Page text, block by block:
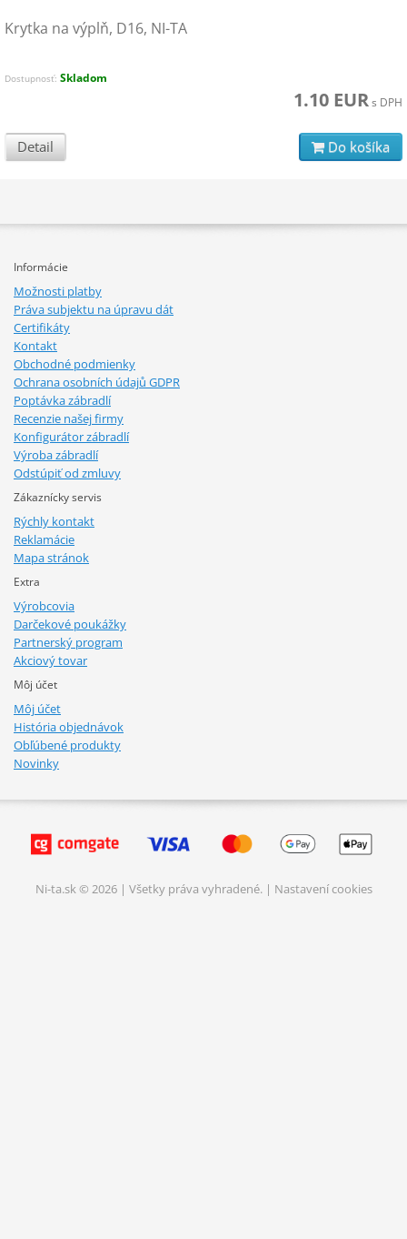
Krytka na výplň, D16, NI-TA
Dostupnosť: Skladom
1.10 EURs DPH
Detail Do košíka
Informácie
Možnosti platby
Práva subjektu na úpravu dát
Certifikáty
Kontakt
Obchodné podmienky
Ochrana osobních údajů GDPR
Poptávka zábradlí
Recenzie našej firmy
Konfigurátor zábradlí
Výroba zábradlí
Odstúpiť od zmluvy
Zákaznícky servis
Rýchly kontakt
Reklamácie
Mapa stránok
Extra
Výrobcovia
Darčekové poukážky
Partnerský program
Akciový tovar
Môj účet
Môj účet
História objednávok
Obľúbené produkty
Novinky
Ni-ta.sk © 2026 | Všetky práva vyhradené. | Nastavení cookies